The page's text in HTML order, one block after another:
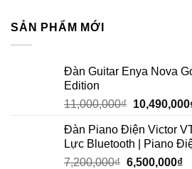
SẢN PHẨM MỚI
Đàn Guitar Enya Nova
Edition
11,000,000₫ 10,490,000
Đàn Piano Điện Victor
Lực Bluetooth | Piano
7,200,000₫ 6,500,000₫